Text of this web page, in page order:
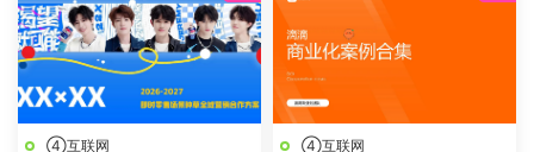
④互联网 ④互联网